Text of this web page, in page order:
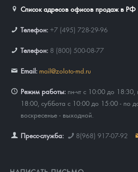
Список адресов офисов продаж в РФ
Телефон: +7 (495) 728-29-96
Телефон: 8 (800) 500-08-77
Email: mail@zoloto-md.ru
Режим работы: пн-чт с 10:00 до 18:30,
18:00, суббота с 10:00 до 15:00 - по
воскресенье - выходной.
Пресс-служба: 8(968) 917-07-92